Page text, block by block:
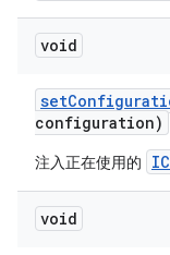
void
set
configuration)
注入正在使用的
void